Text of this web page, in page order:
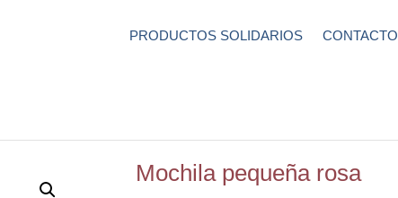
PRODUCTOS SOLIDARIOS CONTACTO
Mochila pequeña rosa